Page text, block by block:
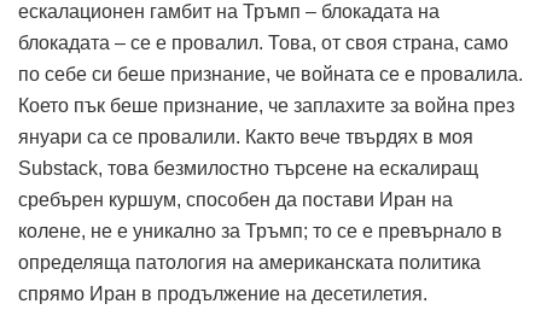
ескалационен гамбит на Тръмп – блокадата на
блокадата – се е провалил. Това, от своя страна, само
по себе си беше признание, че войната се е провалила.
Което пък беше признание, че заплахите за война през
януари са се провалили. Както вече твърдях в моя
Substack, това безмилостно търсене на ескалиращ
сребърен куршум, способен да постави Иран на
колене, не е уникално за Тръмп; то се е превърнало в
определяща патология на американската политика
спрямо Иран в продължение на десетилетия.